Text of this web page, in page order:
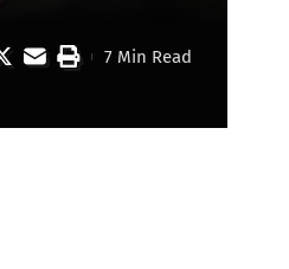
7 Min Read